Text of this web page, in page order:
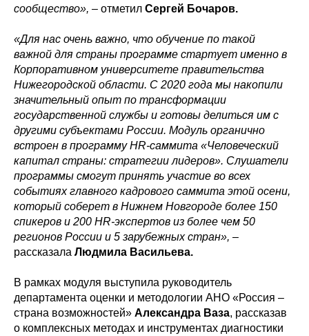
сообщество», – отметил Сергей Бочаров.
«Для нас очень важно, что обучение по такой
важной для страны программе стартует именно в
Корпоративном университете правительства
Нижегородской области. С 2020 года мы накопили
значительный опыт по трансформации
государственной службы и готовы делиться им с
другими субъектами России. Модуль органично
встроен в программу HR-саммита «Человеческий
капитал страны: стратегии лидеров». Слушатели
программы смогут принять участие во всех
событиях главного кадрового саммита этой осени,
который соберет в Нижнем Новгороде более 150
спикеров и 200 HR-экспертов из более чем 50
регионов России и 5 зарубежных стран», –
рассказала Людмила Васильева.
В рамках модуля выступила руководитель
департамента оценки и методологии АНО «Россия –
страна возможностей» Александра Ваза, рассказав
о комплексных методах и инструментах диагностики